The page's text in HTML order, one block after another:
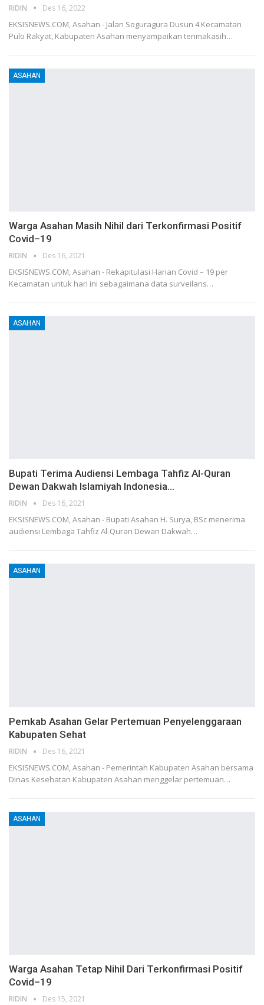
RIDIN Des 16, 2022
EKSISNEWS.COM, Asahan - Jalan Soguragura Dusun 4 Kecamatan
Pulo Rakyat, Kabupaten Asahan menyampaikan terimakasih…
ASAHAN
Warga Asahan Masih Nihil dari Terkonfirmasi Positif
Covid–19
RIDIN Des 16, 2021
EKSISNEWS.COM, Asahan - Rekapitulasi Harian Covid – 19 per
Kecamatan untuk hari ini sebagaimana data surveilans…
ASAHAN
Bupati Terima Audiensi Lembaga Tahfiz Al-Quran
Dewan Dakwah Islamiyah Indonesia…
RIDIN Des 16, 2021
EKSISNEWS.COM, Asahan - Bupati Asahan H. Surya, BSc menerima
audiensi Lembaga Tahfiz Al-Quran Dewan Dakwah…
ASAHAN
Pemkab Asahan Gelar Pertemuan Penyelenggaraan
Kabupaten Sehat
RIDIN Des 16, 2021
EKSISNEWS.COM, Asahan - Pemerintah Kabupaten Asahan bersama
Dinas Kesehatan Kabupaten Asahan menggelar pertemuan…
ASAHAN
Warga Asahan Tetap Nihil Dari Terkonfirmasi Positif
Covid–19
RIDIN Des 15, 2021